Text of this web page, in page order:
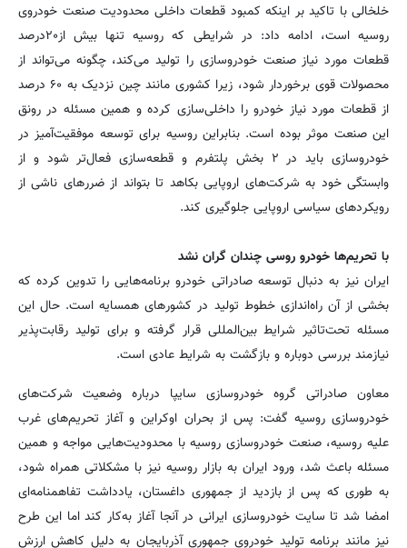
خلخالی با تاکید بر اینکه کمبود قطعات داخلی محدودیت صنعت خودروی
روسیه است، ادامه داد: در شرایطی که روسیه تنها بیش از۲۰درصد
قطعات مورد نیاز صنعت خودروسازی را تولید می‌کند، چگونه می‌تواند از
محصولات قوی برخوردار شود، زیرا کشوری مانند چین نزدیک به ۶۰ درصد
از قطعات مورد نیاز خودرو را داخلی‌سازی کرده و همین مسئله در رونق
این صنعت موثر بوده است. بنابراین روسیه برای توسعه موفقیت‌آمیز در
خودروسازی باید در ۲ بخش پلتفرم و قطعه‌سازی فعال‌تر شود و از
وابستگی خود به شرکت‌های اروپایی بکاهد تا بتواند از ضررهای ناشی از
رویکردهای سیاسی اروپایی جلوگیری کند.
با تحریم‌ها خودرو روسی چندان گران نشد
ایران نیز به دنبال توسعه صادراتی خودرو برنامه‌هایی را تدوین کرده که
بخشی از آن راه‌اندازی خطوط تولید در کشورهای همسایه است. حال این
مسئله تحت‌تاثیر شرایط بین‌المللی قرار گرفته و برای تولید رقابت‌پذیر
نیازمند بررسی دوباره و بازگشت به شرایط عادی است.
معاون صادراتی گروه خودروسازی سایپا درباره وضعیت شرکت‌های
خودروسازی روسیه گفت: پس از بحران اوکراین و آغاز تحریم‌های غرب
علیه روسیه، صنعت خودروسازی روسیه با محدودیت‌هایی مواجه و همین
مسئله باعث شد، ورود ایران به بازار روسیه نیز با مشکلاتی همراه شود،
به طوری که پس از بازدید از جمهوری داغستان، یادداشت تفاهمنامه‌ای
امضا شد تا سایت خودروسازی ایرانی در آنجا آغاز به‌کار کند اما این طرح
نیز مانند برنامه تولید خودروی جمهوری آذربایجان به دلیل کاهش ارزش